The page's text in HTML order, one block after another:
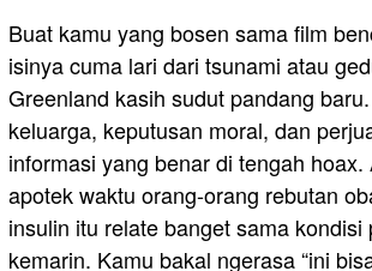
Buat kamu yang bosen sama film
isinya cuma lari dari tsunami atau
Greenland kasih sudut pandang
keluarga, keputusan moral, dan
informasi yang benar di tengah hoax.
apotek waktu orang-orang rebutan
insulin itu relate banget sama kondisi
kemarin. Kamu bakal ngerasa “ini